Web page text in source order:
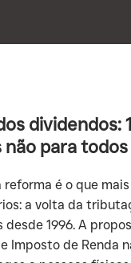
dividendos:
para todos
reforma é o que
a volta da
1996. A
Imposto de Renda